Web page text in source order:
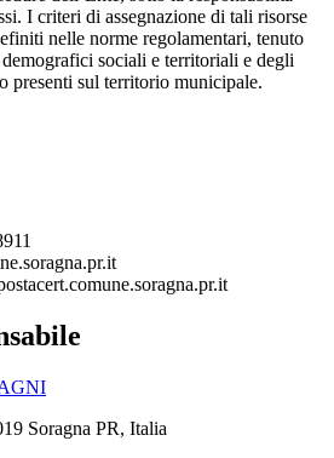
I criteri di assegnazione di tali risorse
nelle norme regolamentari, tenuto
sociali e territoriali e degli
presenti sul territorio municipale.
Soragna PR, Italia